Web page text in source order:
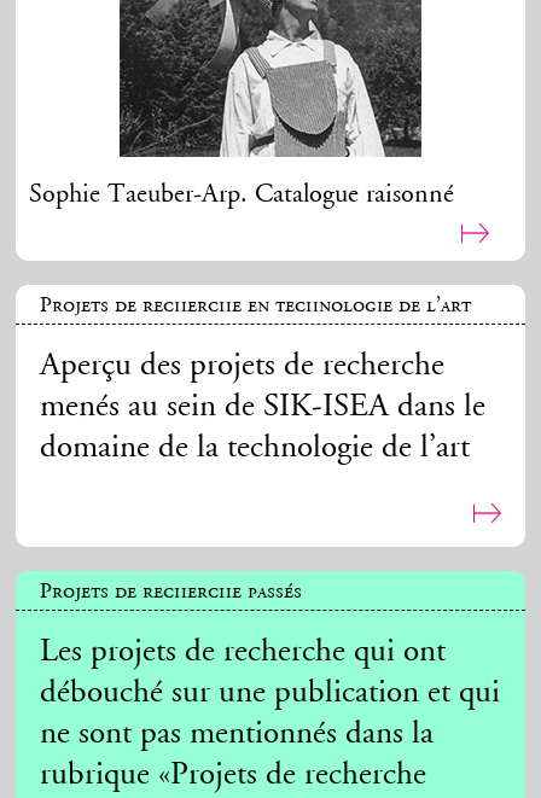
Sophie Taeuber-Arp. Catalogue raisonné
Projets de recherche en technologie de l’art
Aperçu des projets de recherche
menés au sein de SIK-ISEA dans le
domaine de la technologie de l’art
Projets de recherche passés
Les projets de recherche qui ont
débouché sur une publication et qui
ne sont pas mentionnés dans la
rubrique «Projets de recherche